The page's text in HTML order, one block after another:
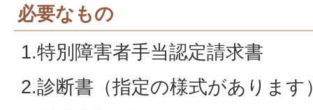
必要なもの
1.特別障害者手当認定請求書
2.診断書（指定の様式があります